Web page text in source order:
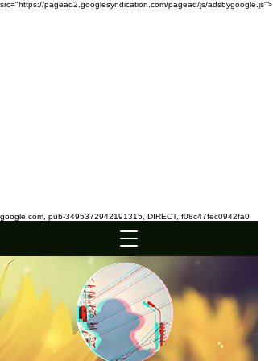
src="https://pagead2.googlesyndication.com/pagead/js/adsbygoogle.js">
google.com, pub-3495372942191315, DIRECT, f08c47fec0942fa0